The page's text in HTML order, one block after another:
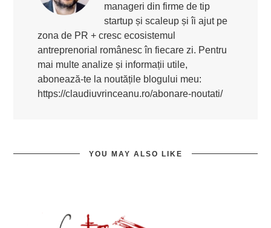
manageri din firme de tip
startup și scaleup și îi ajut pe
zona de PR + cresc ecosistemul
antreprenorial românesc în fiecare zi. Pentru
mai multe analize și informații utile,
abonează-te la noutățile blogului meu:
https://claudiuvrinceanu.ro/abonare-noutati/
YOU MAY ALSO LIKE